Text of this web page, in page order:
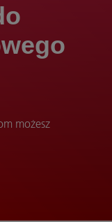
możesz